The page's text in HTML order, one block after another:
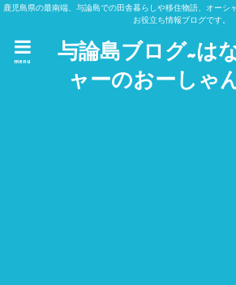
鹿児島県の最南端、与論島での田舎暮らしや移住物語、オーシ
お役立ち情報ブログです。
与論島ブログ~は
ャーのおーしゃ
menu